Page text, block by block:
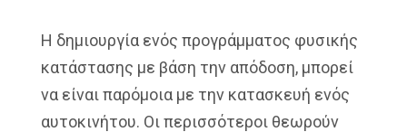
Η δημιουργία ενός προγράμματος φυσικής
κατάστασης με βάση την απόδοση, μπορεί
να είναι παρόμοια με την κατασκευή ενός
αυτοκινήτου. Οι περισσότεροι θεωρούν